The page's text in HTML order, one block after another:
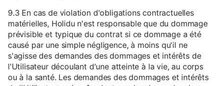
9.3 En cas de violation d'obligations contractuelles
matérielles, Holidu n'est responsable que du dommage
prévisible et typique du contrat si ce dommage a été
causé par une simple négligence, à moins qu'il ne
s'agisse des demandes des dommages et intérêts de
l'Utilisateur découlant d'une atteinte à la vie, au corps
ou à la santé. Les demandes des dommages et intérêts